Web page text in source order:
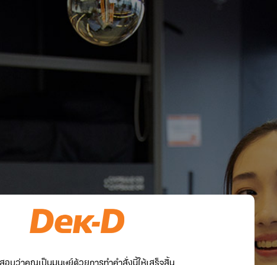
อบว่าคุณเป็นมนุษย์ด้วยการทำคำสั่งนี้ให้เสร็จสิ้น